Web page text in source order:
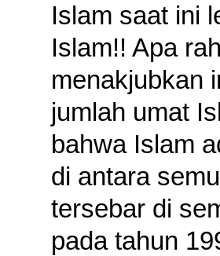
Islam saat ini
Islam!! Apa
menakjubkan
jumlah umat
bahwa Islam
di antara
tersebar di
pada tahun